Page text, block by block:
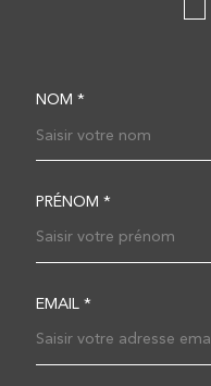
NOM *
PRÉNOM *
EMAIL *